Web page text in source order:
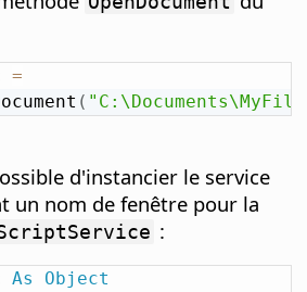
=
(
d'instancier le service
un nom de fenêtre pour la
:
As
Object